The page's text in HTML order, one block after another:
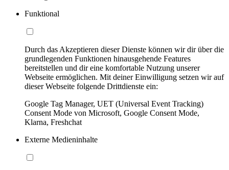
Funktional
Durch das Akzeptieren dieser Dienste können wir dir über die
grundlegenden Funktionen hinausgehende Features
bereitstellen und dir eine komfortable Nutzung unserer
Webseite ermöglichen. Mit deiner Einwilligung setzen wir auf
dieser Webseite folgende Drittdienste ein:
Google Tag Manager, UET (Universal Event Tracking)
Consent Mode von Microsoft, Google Consent Mode,
Klarna, Freshchat
Externe Medieninhalte